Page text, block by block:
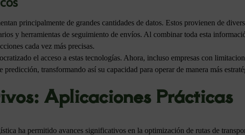
principalmente de grandes cantidades de datos. Estos provienen de
y herramientas de seguimiento de envíos. Al combinar toda esta
cada vez más precisas.
el acceso a estas tecnologías. Ahora, incluso empresas con
predicción, transformando así su capacidad para operar de manera más
Aplicaciones Prácticas
ha permitido avances significativos en la optimización de rutas de